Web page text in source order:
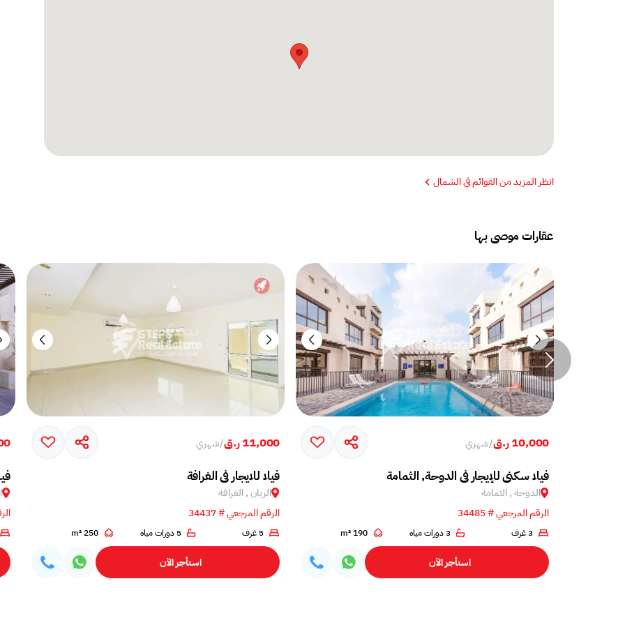
انظر المزيد من القوائم في الشمال
عقارات موصى بها
10,000 ر.ق /شهري
فيلا سكني للإيجار في الدوحة, الثمامة
الدوحة , الثمامة
الرقم المرجعي # 34485
3 غرف 3 دورات مياه 190 m²
استأجر الآن
11,000 ر.ق /شهري
فيلا للايجار في الغرافة
الريان , الغرافة
الرقم المرجعي # 34437
5 غرف 5 دورات مياه 250 m²
استأجر الآن